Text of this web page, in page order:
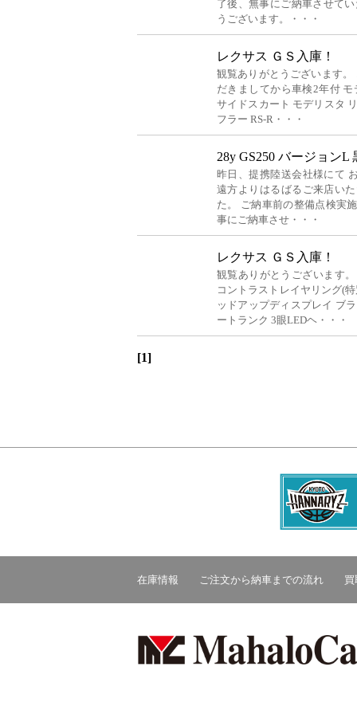
了後、無事にご納車させて
うございます。・・・
レクサス ＧＳ入庫！
観覧ありがとうございます。
だきましてから車検2年付
サイドスカート モデリスタ
フラー RS‐R・・・
28y GS250 バージョンL
昨日、提携陸送会社様にて
遠方よりはるばるご来店い
た。 ご納車前の整備点検実
事にご納車させ・・・
レクサス ＧＳ入庫！
観覧ありがとうございます
コントラストレイヤリング(
ッドアップディスプレイ ブ
ートランク 3眼LEDヘ・・・
[1]
在庫情報 ご注文から納車までの流れ